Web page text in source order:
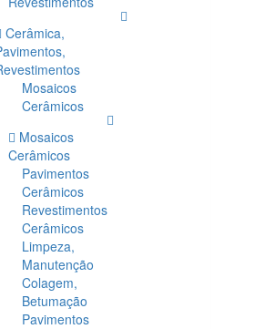
Cerâmica,
Mosaicos
Cerâmicos
Mosaicos
Cerâmicos
Pavimentos
Cerâmicos
Revestimentos
Cerâmicos
Limpeza,
Manutenção
Colagem,
Betumação
Pavimentos